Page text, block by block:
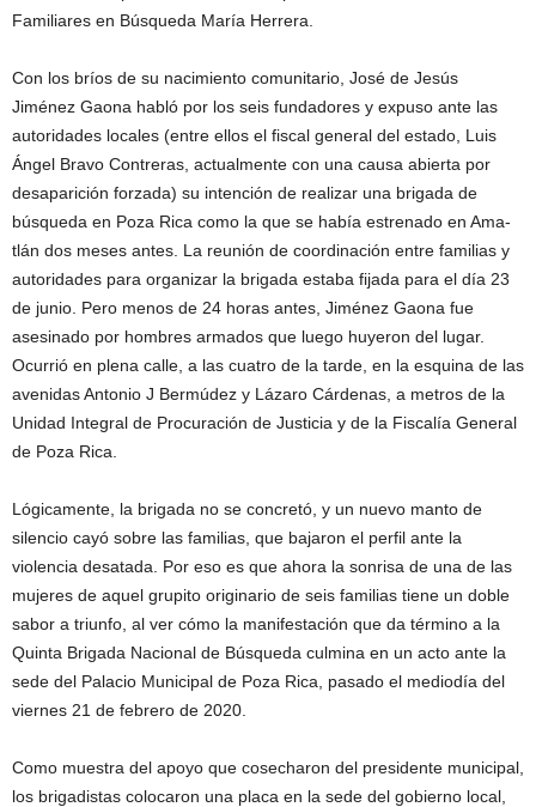
Familiares en Búsqueda María Herrera.
Con los bríos de su nacimiento comunitario, José de Jesús
Jiménez Gaona habló por los seis fundadores y expuso ante las
autoridades locales (entre ellos el fiscal general del estado, Luis
Ángel Bravo Contreras, actualmente con una causa abierta por
desaparición forzada) su intención de realizar una brigada de
búsqueda en Poza Rica como la que se había estrenado en Ama-
tlán dos meses antes. La reunión de coordinación entre familias y
autoridades para organizar la brigada estaba fijada para el día 23
de junio. Pero menos de 24 horas antes, Jiménez Gaona fue
asesinado por hombres armados que luego huyeron del lugar.
Ocurrió en plena calle, a las cuatro de la tarde, en la esquina de las
avenidas Antonio J Bermúdez y Lázaro Cárdenas, a metros de la
Unidad Integral de Procuración de Justicia y de la Fiscalía General
de Poza Rica.
Lógicamente, la brigada no se concretó, y un nuevo manto de
silencio cayó sobre las familias, que bajaron el perfil ante la
violencia desatada. Por eso es que ahora la sonrisa de una de las
mujeres de aquel grupito originario de seis familias tiene un doble
sabor a triunfo, al ver cómo la manifestación que da término a la
Quinta Brigada Nacional de Búsqueda culmina en un acto ante la
sede del Palacio Municipal de Poza Rica, pasado el mediodía del
viernes 21 de febrero de 2020.
Como muestra del apoyo que cosecharon del presidente municipal,
los brigadistas colocaron una placa en la sede del gobierno local,